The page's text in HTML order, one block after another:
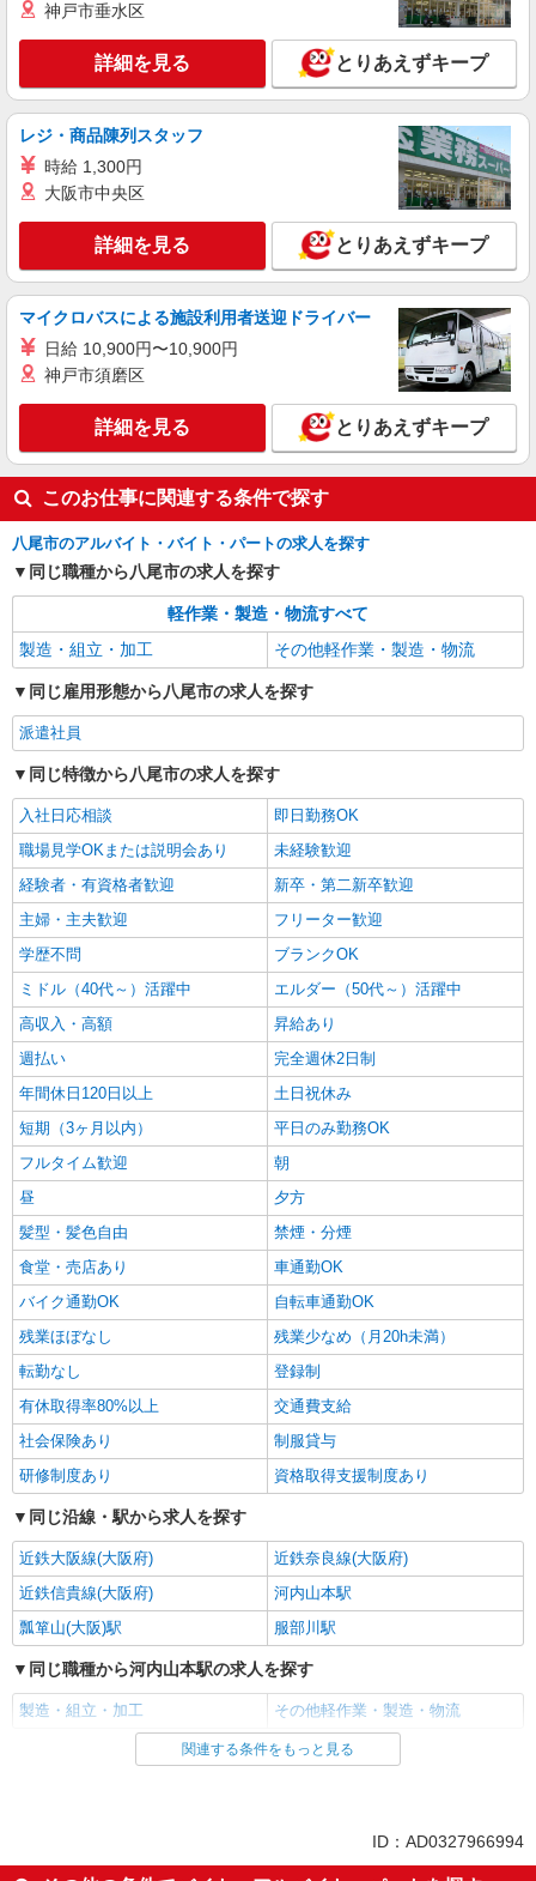
時給1250円 月収例：184450円以上可能（月収
例）（残業・休日出勤手当て等が含まれていま
す） 交通費全額支給
大阪府八尾市 ＊バイク通勤OK
キープ 詳細を見る
神戸市垂水区
詳細を見る とりあえずキープ
レジ・商品陳列スタッフ
時給 1,300円
大阪市中央区
詳細を見る とりあえずキープ
マイクロバスによる施設利用者送迎ドライバー
日給 10,900円〜10,900円
神戸市須磨区
詳細を見る とりあえずキープ
このお仕事に関連する条件で探す
八尾市のアルバイト・バイト・パートの求人を探す
同じ職種から八尾市の求人を探す
軽作業・製造・物流すべて
製造・組立・加工
その他軽作業・製造・物流
同じ雇用形態から八尾市の求人を探す
派遣社員
同じ特徴から八尾市の求人を探す
入社日応相談
即日勤務OK
職場見学OKまたは説明会あり
未経験歓迎
経験者・有資格者歓迎
新卒・第二新卒歓迎
主婦・主夫歓迎
フリーター歓迎
学歴不問
ブランクOK
ミドル（40代～）活躍中
エルダー（50代～）活躍中
高収入・高額
昇給あり
週払い
完全週休2日制
年間休日120日以上
土日祝休み
短期（3ヶ月以内）
平日のみ勤務OK
フルタイム歓迎
朝
昼
夕方
髪型・髪色自由
禁煙・分煙
食堂・売店あり
車通勤OK
バイク通勤OK
自転車通勤OK
残業ほぼなし
残業少なめ（月20h未満）
転勤なし
登録制
有休取得率80%以上
交通費支給
社会保険あり
制服貸与
研修制度あり
資格取得支援制度あり
同じ沿線・駅から求人を探す
近鉄大阪線(大阪府)
近鉄奈良線(大阪府)
近鉄信貴線(大阪府)
河内山本駅
瓢箪山(大阪)駅
服部川駅
同じ職種から河内山本駅の求人を探す
製造・組立・加工 その他軽作業・製造・物流
同じ雇用形態から河内山本駅の求人を探す
入社日応相談
即日勤務OK
関連する条件をもっと見る
ID：AD0327966994